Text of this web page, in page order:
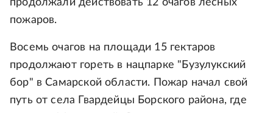
продолжали действовать 12 очагов лесных
пожаров.
Восемь очагов на площади 15 гектаров
продолжают гореть в нацпарке "Бузулукский
бор" в Самарской области. Пожар начал свой
путь от села Гвардейцы Борского района, где